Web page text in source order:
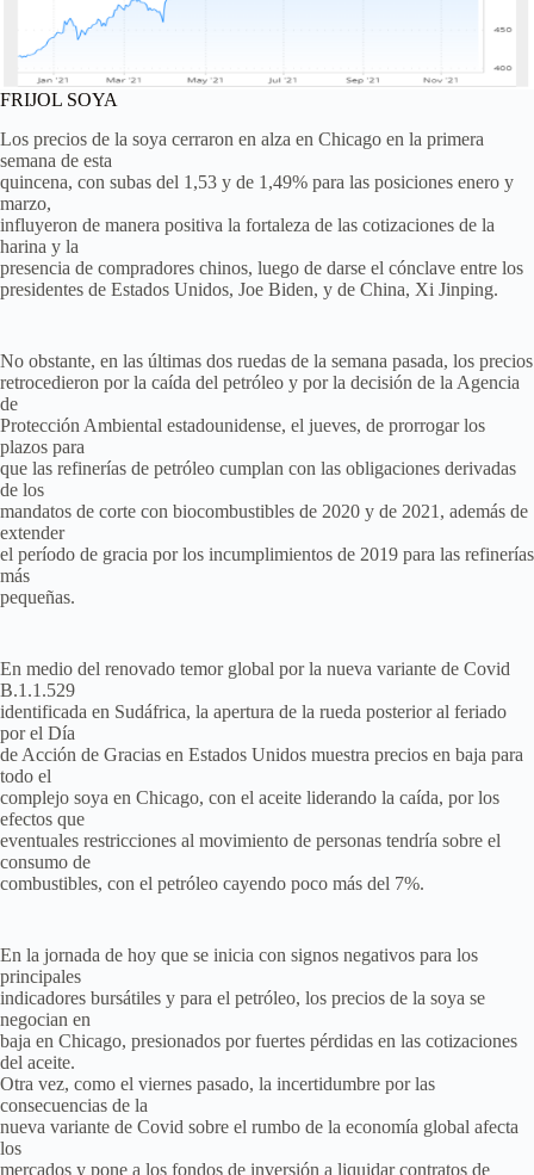
FRIJOL SOYA
Los precios de la soya cerraron en alza en Chicago en la primera
semana de esta
quincena, con subas del 1,53 y de 1,49% para las posiciones enero y
marzo,
influyeron de manera positiva la fortaleza de las cotizaciones de la
harina y la
presencia de compradores chinos, luego de darse el cónclave entre los
presidentes de Estados Unidos, Joe Biden, y de China, Xi Jinping.
No obstante, en las últimas dos ruedas de la semana pasada, los precios
retrocedieron por la caída del petróleo y por la decisión de la Agencia
de
Protección Ambiental estadounidense, el jueves, de prorrogar los
plazos para
que las refinerías de petróleo cumplan con las obligaciones derivadas
de los
mandatos de corte con biocombustibles de 2020 y de 2021, además de
extender
el período de gracia por los incumplimientos de 2019 para las refinerías
más
pequeñas.
En medio del renovado temor global por la nueva variante de Covid
B.1.1.529
identificada en Sudáfrica, la apertura de la rueda posterior al feriado
por el Día
de Acción de Gracias en Estados Unidos muestra precios en baja para
todo el
complejo soya en Chicago, con el aceite liderando la caída, por los
efectos que
eventuales restricciones al movimiento de personas tendría sobre el
consumo de
combustibles, con el petróleo cayendo poco más del 7%.
En la jornada de hoy que se inicia con signos negativos para los
principales
indicadores bursátiles y para el petróleo, los precios de la soya se
negocian en
baja en Chicago, presionados por fuertes pérdidas en las cotizaciones
del aceite.
Otra vez, como el viernes pasado, la incertidumbre por las
consecuencias de la
nueva variante de Covid sobre el rumbo de la economía global afecta
los
mercados y pone a los fondos de inversión a liquidar contratos de